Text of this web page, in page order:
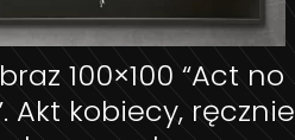
100×100 “Act no
Akt kobiecy, ręcznie
DODAJ DO KOSZYKA